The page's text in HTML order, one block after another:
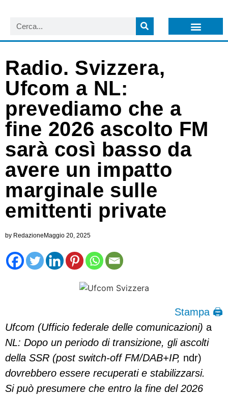
Radio. Svizzera,
Ufcom a NL:
prevediamo che a
fine 2026 ascolto FM
sarà così basso da
avere un impatto
marginale sulle
emittenti private
by Redazione Maggio 20, 2025
Stampa 🖨
Ufcom (Ufficio federale delle comunicazioni) a
NL: Dopo un periodo di transizione, gli ascolti
della SSR (post switch-off FM/DAB+IP, ndr)
dovrebbero essere recuperati e stabilizzarsi.
Si può presumere che entro la fine del 2026